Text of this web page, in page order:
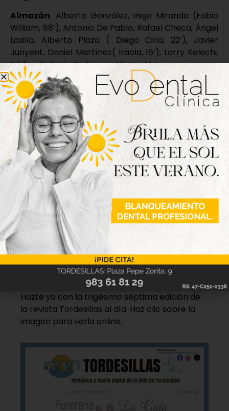
Almazán: Alberto González, Iñigo Miranda (Fabio
William, 88’), Antonio De Pablo, Rafael Checa, Ángel
Losilla, Alberto Plaza ( Diego Ciria, 22’), Javier
Junyent, Daniel Martínez( Iraola, 16’), Larry Kelechi,
Eddipo Antonio Rodríguez, Víctor Moreno.
Goles:1-0, Raúl José Cadaveira Del Castillo, min 90
+.
Árbitro: Antonio del Bosque García. Amonestó: Iván
Barajas, Miguel Hernández, Miguel De La Fuente,
Jaime Mínguez, Héctor Vega con doble amarilla;
Abraham Rodríguez y Jorge Villafruela del
Tordesillas; y Daniel Martínez del Almazán.
Fotografías de Henar García.
Nueva edición
disponible
Hazte ya con la trigésimo séptima edición de
la revista Tordesillas al día. Haz clic sobre la
imagen para verla online.